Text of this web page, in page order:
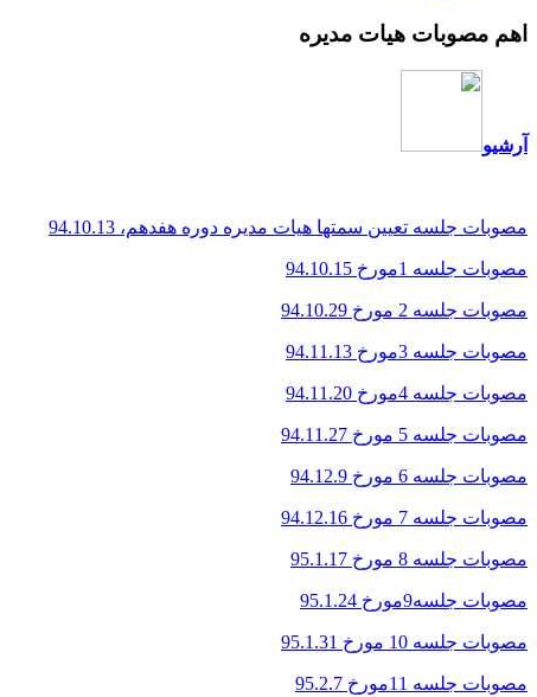
اهم مصوبات هیات مدیره
آرشیو
مصوبات جلسه تعیین سمتها هیات مدیره دوره هفدهم، 94.10.13
مصوبات جلسه 1مورخ 94.10.15
مصوبات جلسه 2 مورخ 94.10.29
مصوبات جلسه 3مورخ 94.11.13
مصوبات جلسه 4مورخ 94.11.20
مصوبات جلسه 5 مورخ 94.11.27
مصوبات جلسه 6 مورخ 94.12.9
مصوبات جلسه 7 مورخ 94.12.16
مصوبات جلسه 8 مورخ 95.1.17
مصوبات جلسه9مورخ 95.1.24
مصوبات جلسه 10 مورخ 95.1.31
مصوبات جلسه 11مورخ 95.2.7